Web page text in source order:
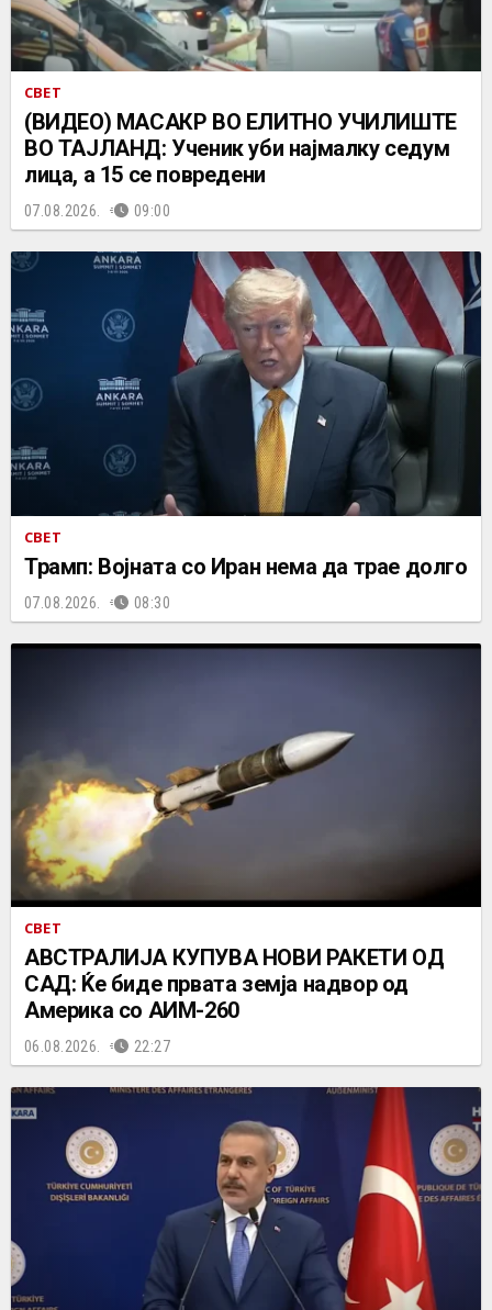
СВЕТ
(ВИДЕО) МАСАКР ВО ЕЛИТНО УЧИЛИШТЕ
ВО ТАЈЛАНД: Ученик уби најмалку седум
лица, а 15 се повредени
07.08.2026. 09:00
СВЕТ
Трамп: Војната со Иран нема да трае долго
07.08.2026. 08:30
СВЕТ
АВСТРАЛИЈА КУПУВА НОВИ РАКЕТИ ОД
САД: Ќе биде првата земја надвор од
Америка со АИМ-260
06.08.2026. 22:27